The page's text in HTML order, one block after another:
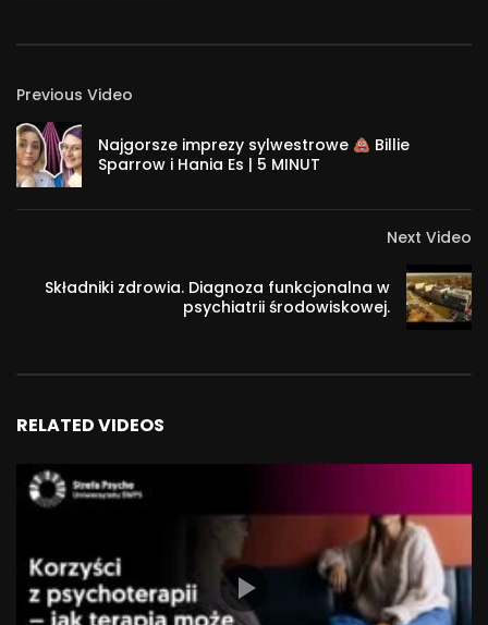
Małecka, Robert Michałkiewicz, Paweł Nowicki, Jarosław
Previous Video
Najgorsze imprezy sylwestrowe
Billie
Sparrow i Hania Es | 5 MINUT
Next Video
Składniki zdrowia. Diagnoza funkcjonalna w
psychiatrii środowiskowej.
RELATED VIDEOS